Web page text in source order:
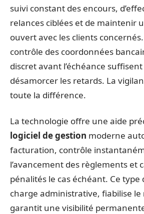
suivi constant des encours,
relances ciblées et de maintenir
ouvert avec les clients
contrôle des coordonnées
discret avant l’échéance
désamorcer les retards. La
toute la différence.
La technologie offre une aide
logiciel de gestion moderne
facturation, contrôle
l’avancement des règlements et
pénalités le cas échéant. Ce type
charge administrative, fiabilise
garantit une visibilité